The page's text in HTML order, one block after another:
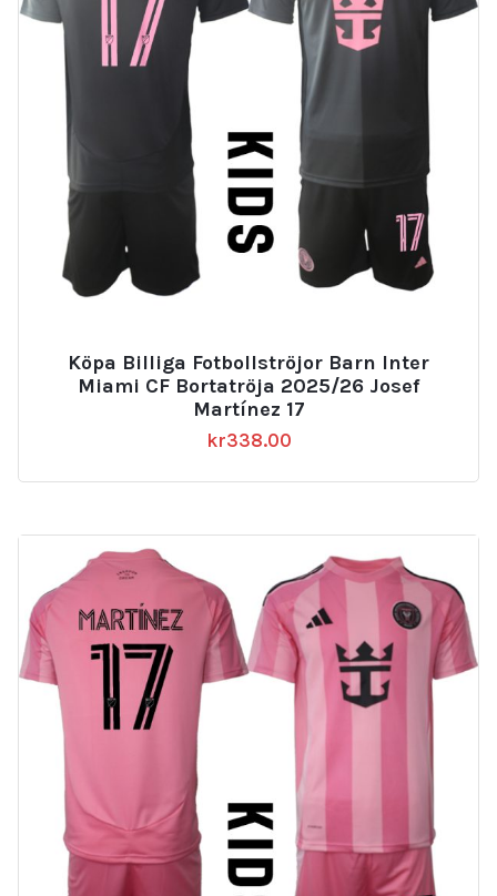
Köpa Billiga Fotbollströjor Barn Inter
Miami CF Bortatröja 2025/26 Josef
Martínez 17
kr338.00